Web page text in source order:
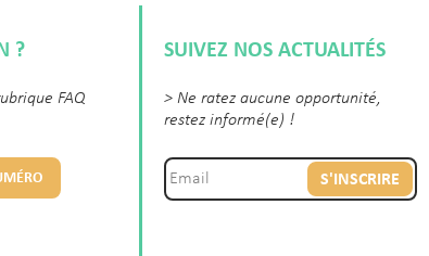
?
FAQ
SUIVEZ NOS ACTUALITÉS
> Ne ratez aucune opportunité,
restez informé(e) !
S'INSCRIRE